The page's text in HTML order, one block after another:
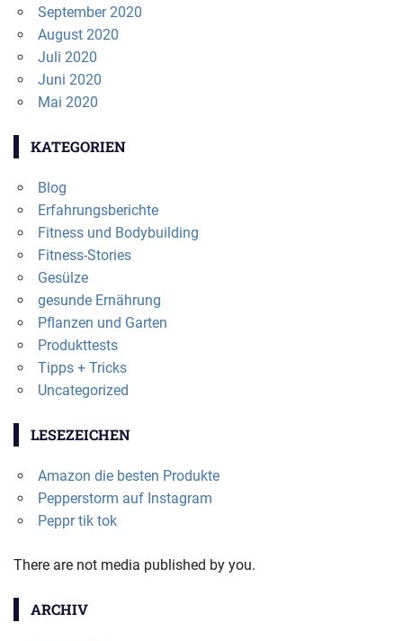
September 2020
August 2020
Juli 2020
Juni 2020
Mai 2020
KATEGORIEN
Blog
Erfahrungsberichte
Fitness und Bodybuilding
Fitness-Stories
Gesülze
gesunde Ernährung
Pflanzen und Garten
Produkttests
Tipps + Tricks
Uncategorized
LESEZEICHEN
Amazon die besten Produkte
Pepperstorm auf Instagram
Peppr tik tok
There are not media published by you.
ARCHIV